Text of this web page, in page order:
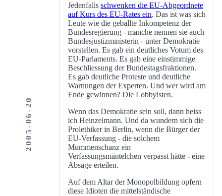
2005-06-20
Jedenfalls schwenken die EU-Abgeordnete
auf Kurs des EU-Rates ein. Das ist was sich
Leute wie die geballte Inkompetenz der
Bundesregierung - manche nennen sie auch
Bundesjustizministerin - unter Demokratie
vorstellen. Es gab ein deutliches Votum des
EU-Parlaments. Es gab eine einstimmige
Beschliessung der Bundestagsfraktionen.
Es gab deutliche Proteste und deutliche
Warnungen der Experten. Und wer wird am
Ende gewinnen? Die Lobbyisten.
Wenn das Demokratie sein soll, dann heiss
ich Heinzelmann. Und da wundern sich die
Prolethiker in Berlin, wenn die Bürger der
EU-Verfassung - die solchem
Mummenschanz ein
Verfassungsmäntelchen verpasst hätte - eine
Absage erteilen.
Auf dem Altar der Monopolbildung opfern
diese Idioten die mittelständische